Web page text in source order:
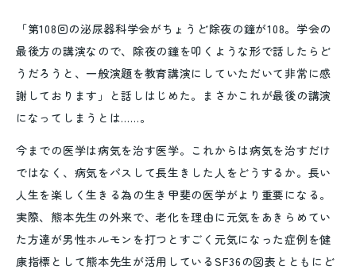
「第108回の泌尿器科学会がちょうど除夜の鐘が108。学会の
最後方の講演なので、除夜の鐘を叩くような形で話したらど
うだろうと、一般演題を教育講演にしていただいて非常に感
謝しております」と話しはじめた。まさかこれが最後の講演
になってしまうとは……。
今までの医学は病気を治す医学。これからは病気を治すだけ
ではなく、病気をパスして長生きした人をどうするか。長い
人生を楽しく生きる為の生き甲斐の医学がより重要になる。
実際、熊本先生の外来で、老化を理由に元気をあきらめてい
た方達が男性ホルモンを打つとすごく元気になった症例を健
康指標として熊本先生が活用しているSF36の図表とともにど